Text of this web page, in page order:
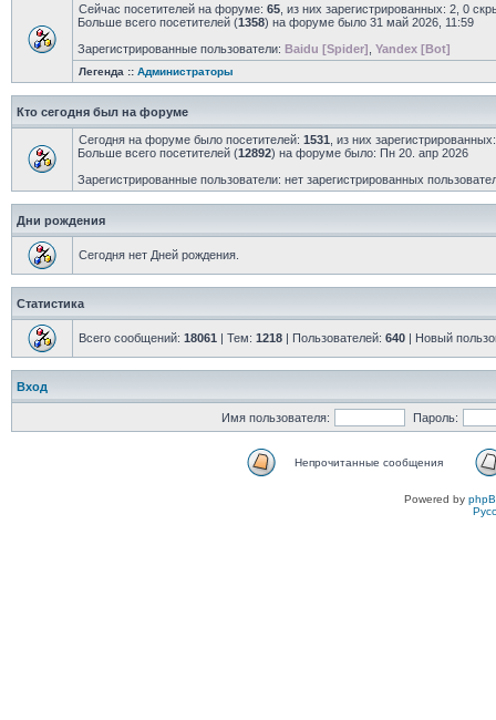
Сейчас посетителей на форуме: 65 , из них зарегистрированных: 2, 0
Больше всего посетителей (1358) на форуме было 31 май 2026, 11:59
Зарегистрированные пользователи: Baidu [Spider] Yandex [Bot]
Легенда :: Администраторы
Кто сегодня был на форуме
Сегодня на форуме было посетителей: 1531 , из них
Больше всего посетителей (12892) на форуме было: Пн 20. апр 2026
Зарегистрированные пользователи: нет зарегистрированных
Дни рождения
Сегодня нет Дней рождения.
Статистика
Всего сообщений: 18061 | Тем: 1218 | Пользователей: 640 | Новый
Вход
Имя пользователя: Пароль:
Непрочитанные сообщения
Powered by